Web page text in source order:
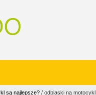
są najlepsze? / odblaski na motocykl